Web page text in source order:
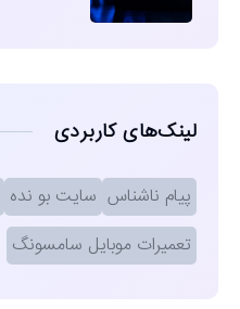
لینک‌های کاربردی
پیام ناشناس سایت بو نده
تعمیرات موبایل سامسونگ